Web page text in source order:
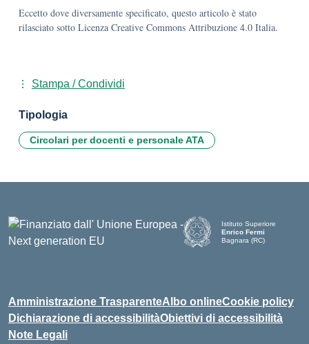
Eccetto dove diversamente specificato, questo articolo è stato
rilasciato sotto Licenza Creative Commons Attribuzione 4.0 Italia.
Stampa / Condividi
Tipologia
Circolari per docenti e personale ATA
Istituto Superiore
Enrico Fermi
Bagnara (RC)
Amministrazione TrasparenteAlbo onlineCookie policy
Dichiarazione di accessibilitàObiettivi di accessibilità
Note Legali